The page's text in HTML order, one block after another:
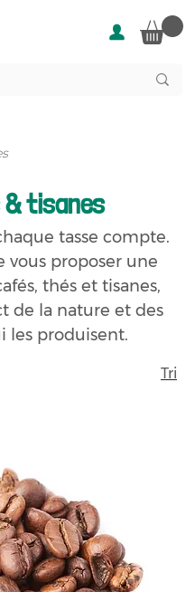
tisanes
tasse compte.
vous proposer une
thés et tisanes,
de la nature et des
les produisent.
Tri